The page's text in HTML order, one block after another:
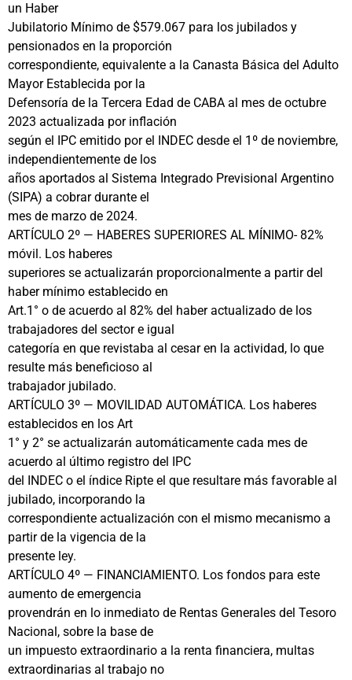
un Haber
Jubilatorio Mínimo de $579.067 para los jubilados y
pensionados en la proporción
correspondiente, equivalente a la Canasta Básica del Adulto
Mayor Establecida por la
Defensoría de la Tercera Edad de CABA al mes de octubre
2023 actualizada por inflación
según el IPC emitido por el INDEC desde el 1º de noviembre,
independientemente de los
años aportados al Sistema Integrado Previsional Argentino
(SIPA) a cobrar durante el
mes de marzo de 2024.
ARTÍCULO 2º — HABERES SUPERIORES AL MÍNIMO- 82%
móvil. Los haberes
superiores se actualizarán proporcionalmente a partir del
haber mínimo establecido en
Art.1° o de acuerdo al 82% del haber actualizado de los
trabajadores del sector e igual
categoría en que revistaba al cesar en la actividad, lo que
resulte más beneficioso al
trabajador jubilado.
ARTÍCULO 3º — MOVILIDAD AUTOMÁTICA. Los haberes
establecidos en los Art
1° y 2° se actualizarán automáticamente cada mes de
acuerdo al último registro del IPC
del INDEC o el índice Ripte el que resultare más favorable al
jubilado, incorporando la
correspondiente actualización con el mismo mecanismo a
partir de la vigencia de la
presente ley.
ARTÍCULO 4º — FINANCIAMIENTO. Los fondos para este
aumento de emergencia
provendrán en lo inmediato de Rentas Generales del Tesoro
Nacional, sobre la base de
un impuesto extraordinario a la renta financiera, multas
extraordinarias al trabajo no